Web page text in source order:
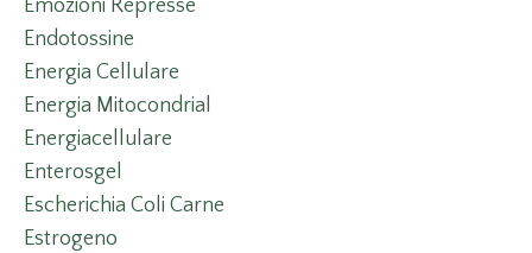
Emozioni Represse
Endotossine
Energia Cellulare
Energia Mitocondrial
Energiacellulare
Enterosgel
Escherichia Coli Carne
Estrogeno